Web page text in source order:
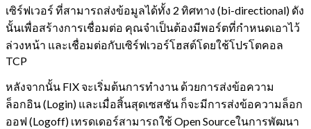
เซิร์ฟเวอร์ ที่สามารถส่งข้อมูลได้ทั้ง 2 ทิศทาง (bi-directional) ดัง
นั้นเพื่อสร้างการเชื่อมต่อ คุณจำเป็นต้องมีพอร์ตที่กำหนดเอาไว้
ล่วงหน้า และเชื่อมต่อกับเซิร์ฟเวอร์โฮสต์โดยใช้โปรโตคอล
TCP
หลังจากนั้น FIX จะเริ่มต้นการทำงาน ด้วยการส่งข้อความ
ล็อกอิน (Login) และเมื่อสิ้นสุดเซสชัน ก็จะมีการส่งข้อความล็อก
ออฟ (Logoff) เทรดเดอร์สามารถใช้ Open Sourceในการพัฒนา